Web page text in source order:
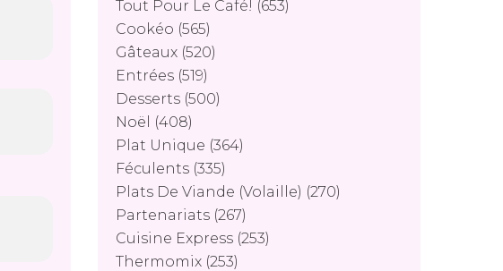
Tout Pour Le Café! (653)
Cookéo (565)
Gâteaux (520)
Entrées (519)
Desserts (500)
Noël
(408)
Plat Unique (364)
Féculents (335)
Plats De Viande (volaille) (270)
Partenariats (267)
Cuisine Express (253)
Thermomix (253)